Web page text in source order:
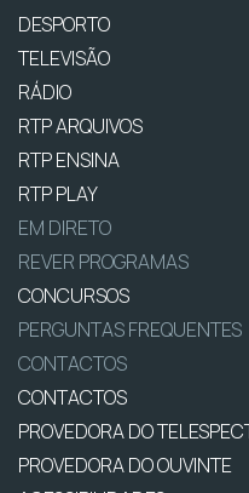
DESPORTO
TELEVISÃO
RÁDIO
RTP ARQUIVOS
RTP ENSINA
RTP PLAY
EM DIRETO
REVER PROGRAMAS
CONCURSOS
PERGUNTAS FREQUENTES
CONTACTOS
CONTACTOS
PROVEDORA DO
PROVEDORA DO OUVINTE